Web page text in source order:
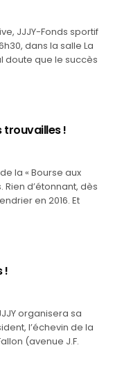
JJJY-Fonds sportif
dans la salle La
doute que le succès
trouvailles !
la « Bourse aux
d’étonnant, dès
en 2016. Et
!
organisera sa
l’échevin de la
(avenue J.F.